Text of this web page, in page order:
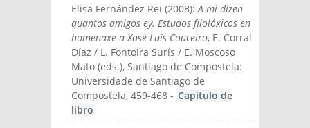
Elisa Fernández Rei (2008):A mi dizen
quantos amigos ey. Estudos filolóxicos en
homenaxe a Xosé Luís Couceiro, E. Corral
Díaz / L. Fontoira Surís / E. Moscoso
Mato (eds.), Santiago de Compostela:
Universidade de Santiago de
Compostela, 459-468 - Capítulo de
libro